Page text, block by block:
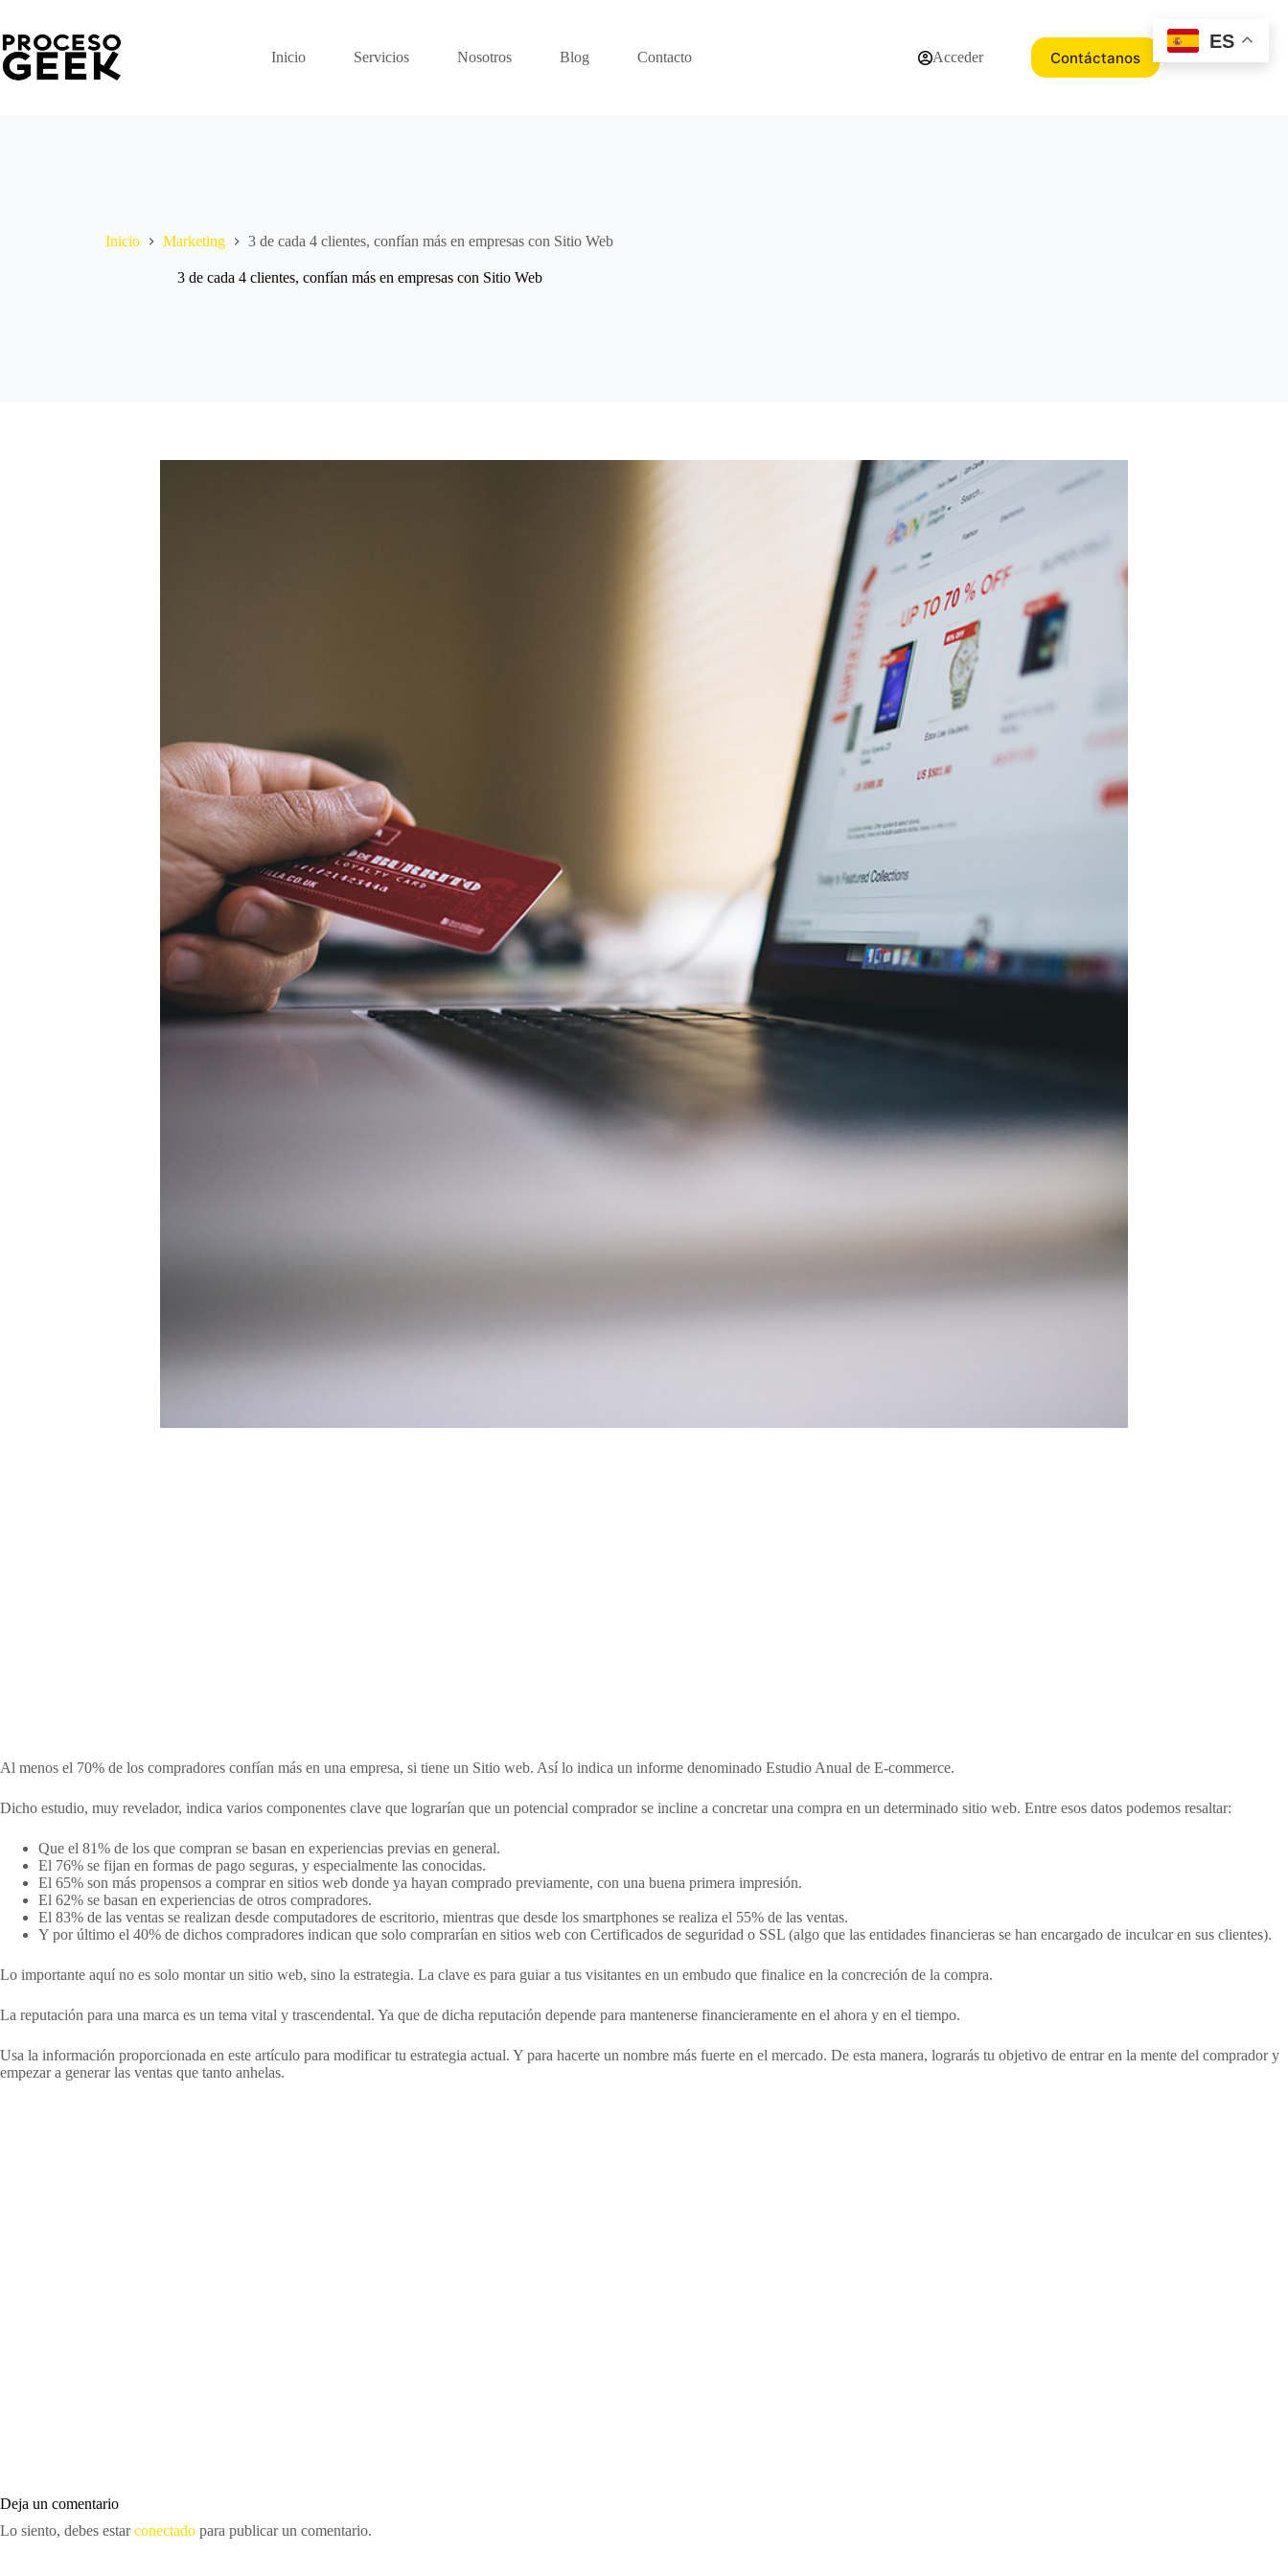
contenido
Inicio
Servicios Nosotros Blog Contacto Acceder Contáctanos
Inicio Marketing 3 de cada 4 clientes, confían más en empresas con Sitio Web
3 de cada 4 clientes, confían más en empresas con Sitio Web
Al menos el 70% de los compradores confían más en una empresa, si tiene un Sitio web. Así lo indica un informe denominado Estudio Anual de E-commerce.
Dicho estudio, muy revelador, indica varios componentes clave que lograrían que un potencial comprador se incline a concretar una compra en un determinado sitio web. Entre esos datos podemos resaltar:
Que el 81% de los que compran se basan en experiencias previas en general.
El 76% se fijan en formas de pago seguras, y especialmente las conocidas.
El 65% son más propensos a comprar en sitios web donde ya hayan comprado previamente, con una buena primera impresión.
El 62% se basan en experiencias de otros compradores.
El 83% de las ventas se realizan desde computadores de escritorio, mientras que desde los smartphones se realiza el 55% de las ventas.
Y por último el 40% de dichos compradores indican que solo comprarían en sitios web con Certificados de seguridad o SSL (algo que las entidades financieras se han encargado de inculcar en sus clientes).
Lo importante aquí no es solo montar un sitio web, sino la estrategia. La clave es para guiar a tus visitantes en un embudo que finalice en la concreción de la compra.
La reputación para una marca es un tema vital y trascendental. Ya que de dicha reputación depende para mantenerse financieramente en el ahora y en el tiempo.
Usa la información proporcionada en este artículo para modificar tu estrategia actual. Y para hacerte un nombre más fuerte en el mercado. De esta manera, lograrás tu objetivo de entrar en la mente del comprador y
empezar a generar las ventas que tanto anhelas.
Deja un comentario
Lo siento, debes estarconectado para publicar un comentario.
ES